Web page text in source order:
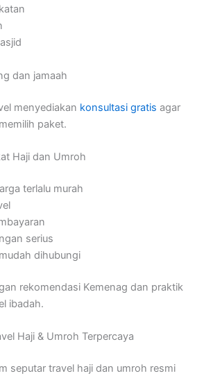
dan jamaah
menyediakan konsultasi gratis agar
paket.
Haji dan Umroh
terlalu murah
serius
dihubungi
rekomendasi Kemenag dan praktik
ibadah.
Haji & Umroh Terpercaya
seputar travel haji dan umroh resmi